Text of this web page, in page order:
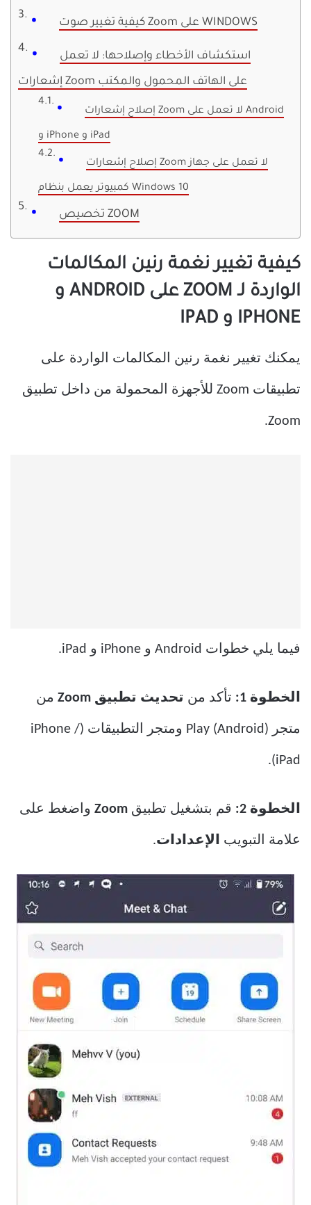
كيفية تغيير صوت Zoom على WINDOWS
استكشاف الأخطاء وإصلاحها: لا تعمل
إشعارات Zoom على الهاتف المحمول والمكتب
إصلاح إشعارات Zoom لا تعمل على Android
و iPhone و iPad
إصلاح إشعارات Zoom لا تعمل على جهاز
كمبيوتر يعمل بنظام Windows 10
تخصيص ZOOM
كيفية تغيير نغمة رنين المكالمات
الواردة لـ ZOOM على ANDROID و
IPHONE و IPAD
يمكنك تغيير نغمة رنين المكالمات الواردة على
تطبيقات Zoom للأجهزة المحمولة من داخل تطبيق
Zoom.
فيما يلي خطوات Android و iPhone و iPad.
الخطوة 1: تأكد من تحديث تطبيق Zoom من
متجر Play (Android) ومتجر التطبيقات (iPhone /
iPad).
الخطوة 2: قم بتشغيل تطبيق Zoom واضغط على
علامة التبويب الإعدادات.